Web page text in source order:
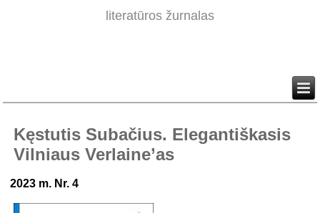
literatūros žurnalas
Kęstutis Subačius. Elegantiškasis
Vilniaus Verlaine’as
2023 m. Nr. 4